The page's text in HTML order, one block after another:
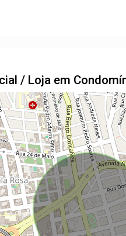
/ Loja em